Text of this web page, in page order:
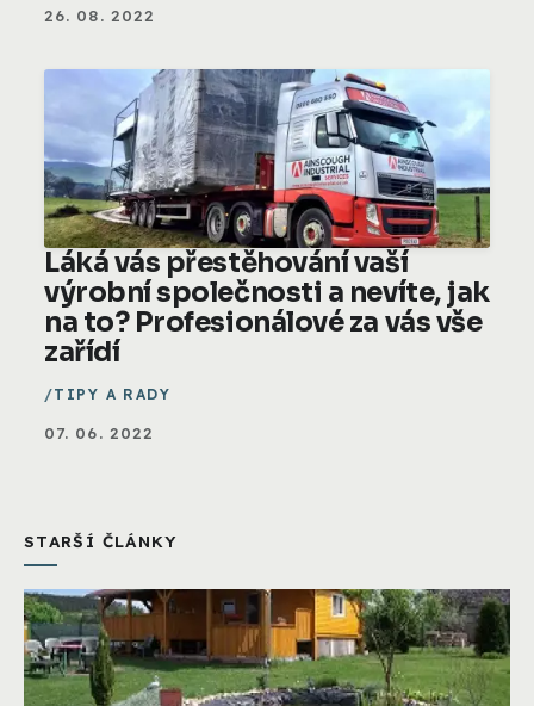
26. 08. 2022
Láká vás přestěhování vaší
výrobní společnosti a nevíte, jak
na to? Profesionálové za vás vše
zařídí
TIPY A RADY
07. 06. 2022
STARŠÍ ČLÁNKY